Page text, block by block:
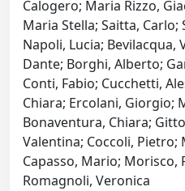
Calogero; Maria Rizzo,
Maria Stella; Saitta, Carlo;
Napoli, Lucia;
Dante; Borghi, Alberto;
Conti, Fabio; Cucchetti,
Chiara; Ercolani, Giorgio;
Bonaventura, Chiara;
Valentina; Coccoli, Pietro;
Capasso, Mario; Morisco,
Romagnoli, Veronica